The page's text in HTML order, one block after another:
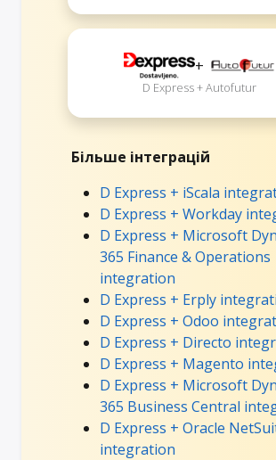
+
D Express + Autofutur
Більше інтеграцій
D Express + iScala
D Express + Workday
D Express + Microsoft
365 Finance & Operations
integration
D Express + Erply
D Express + Odoo
D Express + Directo
D Express + Magento
D Express + Microsoft
365 Business Central
D Express + Oracle
integration